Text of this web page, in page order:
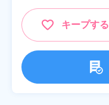
キープする